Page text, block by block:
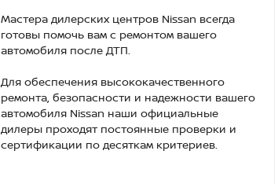
Мастера дилерских центров Nissan всегда
готовы помочь вам с ремонтом вашего
автомобиля после ДТП.
Для обеспечения высококачественного
ремонта, безопасности и надежности вашего
автомобиля Nissan наши официальные
дилеры проходят постоянные проверки и
сертификации по десяткам критериев.